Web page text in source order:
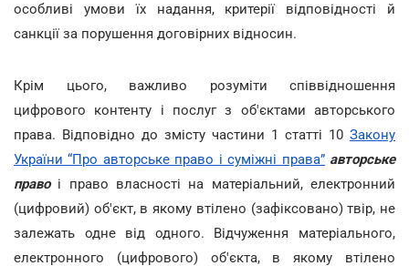
особливі умови їх надання, критерії відповідності й
санкції за порушення договірних відносин.
Крім цього, важливо розуміти співвідношення
цифрового контенту і послуг з об'єктами авторського
права. Відповідно до змісту частини 1 статті 10 Закону
України “Про авторське право і суміжні права” авторське
правоі право власності на матеріальний, електронний
(цифровий) об'єкт, в якому втілено (зафіксовано) твір, не
залежать одне від одного. Відчуження матеріального,
електронного (цифрового) об'єкта, в якому втілено